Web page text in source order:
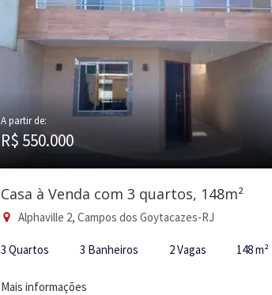
A partir de:
R$ 550.000
Casa à Venda com 3 quartos, 148m²
Alphaville 2, Campos dos Goytacazes-RJ
3 Quartos 3 Banheiros 2 Vagas 148 m²
Mais informações